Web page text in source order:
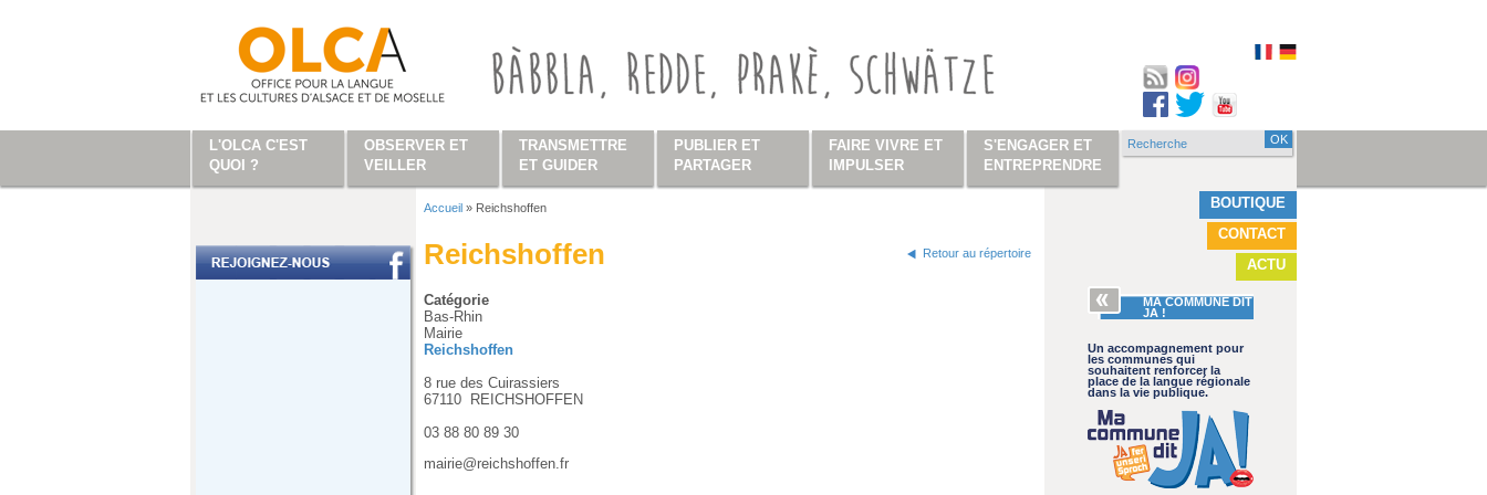
BOUTIQUE
CONTACT
ACTU
MA COMMUNE DIT
JA !
Un accompagnement pour
les communes qui
souhaitent renforcer la
place de la langue régionale
dans la vie publique.
Accueil » Reichshoffen
Retour au répertoire
Reichshoffen
Catégorie
Bas-Rhin
Mairie
Reichshoffen
8 rue des Cuirassiers
67110
REICHSHOFFEN
03 88 80 89 30
mairie@reichshoffen.fr
L'OLCA C'EST
QUOI ?
OBSERVER ET
VEILLER
TRANSMETTRE
ET GUIDER
PUBLIER ET
PARTAGER
FAIRE VIVRE ET
IMPULSER
S'ENGAGER ET
ENTREPRENDRE
Formulaire de
Recherche